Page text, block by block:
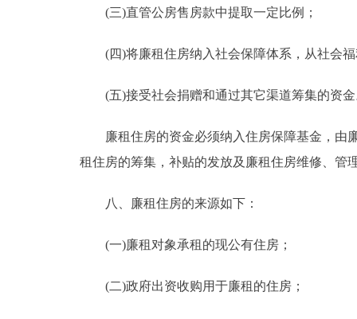
(三)直管公房售房款中提取一定比例；
(四)将廉租住房纳入社会保障体系，从社会福
(五)接受社会捐赠和通过其它渠道筹集的资金
廉租住房的资金必须纳入住房保障基金，由廉
租住房的筹集，补贴的发放及廉租住房维修、管
八、廉租住房的来源如下：
(一)廉租对象承租的现公有住房；
(二)政府出资收购用于廉租的住房；